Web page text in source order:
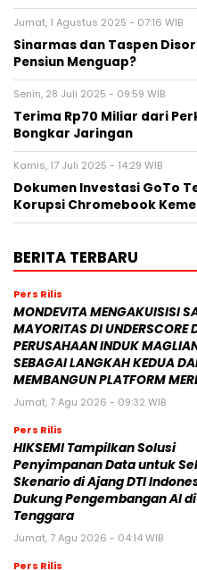
Jumat, 1 Agustus 2025 - 07:16 WIB
Sinarmas dan Taspen
Pensiun Menguap?
Senin, 28 Juli 2025 - 09:59 WIB
Terima Rp70 Miliar dari
Bongkar Jaringan
Kamis, 17 Juli 2025 - 14:29 WIB
Dokumen Investasi GoTo
Korupsi Chromebook
BERITA TERBARU
Pers Rilis
MONDEVITA MENGAKUISISI
MAYORITAS DI UNDERSCORE
PERUSAHAAN INDUK
SEBAGAI LANGKAH KEDUA
MEMBANGUN PLATFORM
Jumat, 7 Agu 2026 - 09:32 WIB
Pers Rilis
HIKSEMI Tampilkan Solusi
Penyimpanan Data untuk
Skenario di Ajang DTI
Dukung Pengembangan AI
Tenggara
Jumat, 7 Agu 2026 - 04:14 WIB
Pers Rilis